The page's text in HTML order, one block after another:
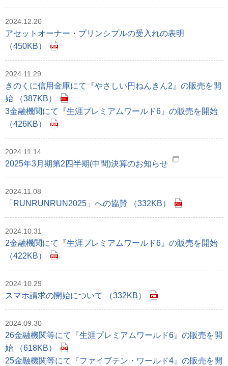
2024.12.20
アセットオーナー・プリンシプルの受入れの表明
（450KB）
2024.11.29
きのくに信用金庫にて『やさしい円ねんきん2』の販売を開
始 （387KB）
3金融機関にて『生涯プレミアムワールド6』の販売を開始
（426KB）
2024.11.14
2025年3月期第2四半期(中間)決算のお知らせ
2024.11.08
「RUNRUNRUN2025」への協賛 （332KB）
2024.10.31
2金融機関にて『生涯プレミアムワールド6』の販売を開始
（422KB）
2024.10.29
スマホ請求の開始について （332KB）
2024.09.30
26金融機関等にて『生涯プレミアムワールド6』の販売を開
始 （618KB）
25金融機関等にて『ファイブテン・ワールド4』の販売を開